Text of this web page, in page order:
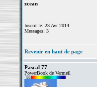
zcean
Inscrit le: 23 Avr 2014
Messages: 3
Revenir en haut de page
Pascal 77
PowerBook de Vermeil